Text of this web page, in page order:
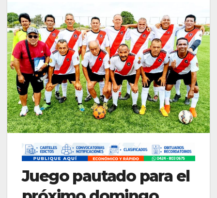
Juego pautado para el